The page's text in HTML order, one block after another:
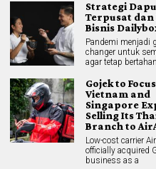
HOME
GADGET
REVIEW
GAME NEWS AI
HYBRID LIFESTYLE
HOME APPLIANCES
ABOUT
CONTACT
Strategi
Terpusat dan
Bisnis
Pandemi menjadi
changer untuk
agar tetap
Gojek to
Vietnam and
Singapore
Selling Its
Branch to
Low-cost carrier
officially acquired
business as a